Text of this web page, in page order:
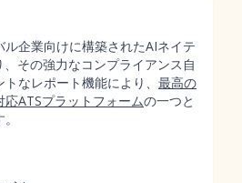
企業向けに構築されたAIネイテ
、その強力なコンプライアンス自
なレポート機能により、 最高の
ATSプラットフォームの一つと